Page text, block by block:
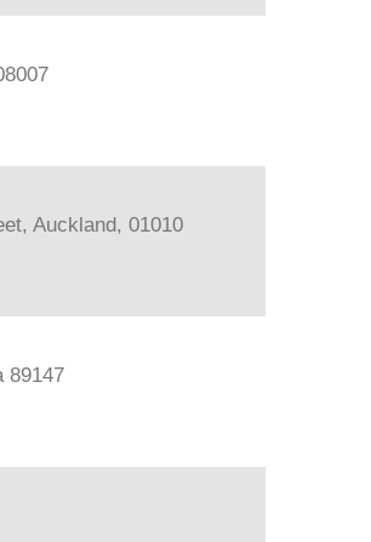
Auckland, 01010
89147